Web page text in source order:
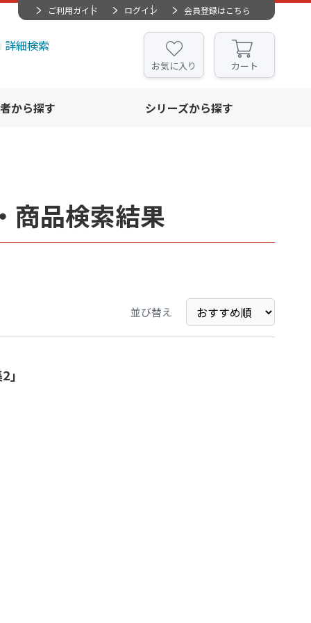
ご利用ガイド ログイン 会員登録はこちら
詳細検索
お気に入り カート
から探す シリーズから探す
品検索結果
並び替え